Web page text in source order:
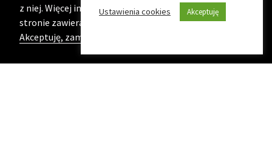
z niej. Więcej informacji na ten temat znajduje się na
stronie zawierającej naszą
Politykę prywatności
Akceptuję, zamknij komunikat
Ustawienia cookies Akceptuję